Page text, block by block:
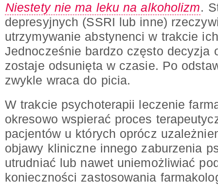
Niestety nie ma leku na alkoholizm.
depresyjnych (SSRI lub inne)
utrzymywanie abstynenci w trakcie
Jednocześnie bardzo często decyzja
zostaje odsunięta w czasie. Po
zwykle wraca do picia.
W trakcie psychoterapii leczenie
okresowo wspierać proces
pacjentów u których oprócz
objawy kliniczne innego zaburzenia
utrudniać lub nawet uniemożliwiać
konieczności zastosowania